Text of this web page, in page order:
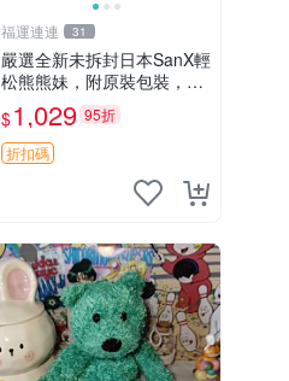
福運連連 31
嚴選全新未拆封日本SanX輕
松熊熊妹，附原裝包裝，毛
絨質地極佳，細膩可愛，推
薦收藏兼送禮，適合女性好
友或家人，限量釋出。鬆
熊、熊玩偶、收藏品
$1,029 95折
折扣碼